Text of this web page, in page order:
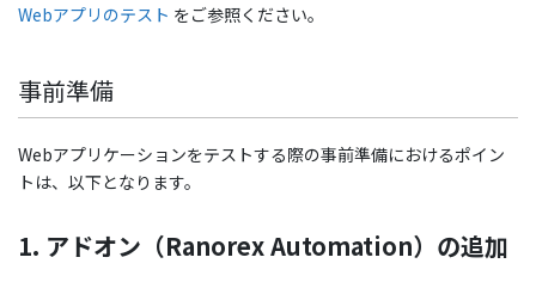
Webアプリのテスト をご参照ください。
事前準備
Webアプリケーションをテストする際の事前準備におけるポイン
トは、以下となります。
1. アドオン（Ranorex Automation）の追加